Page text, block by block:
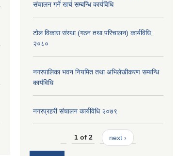
संचालन गर्ने खर्च सम्बन्धि कार्यविधि
टोल विकास संस्था (गठन तथा परिचालन) कार्यविधि,
२०८०
नगरपालिका भवन नियमित तथा अभिलेखीकरण सम्बन्धि
कार्यविधि
नगरप्रहरी संचालन कार्यविधि २०७९
1 of 2 next ›